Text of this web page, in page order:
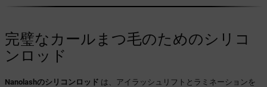
完璧なカールまつ毛のためのシリコ
ンロッド
Nanolashのシリコンロッド は、アイラッシュリフトとラミネーションを